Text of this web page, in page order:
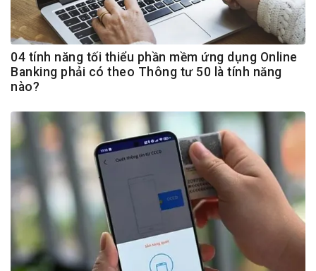
04 tính năng tối thiểu phần mềm ứng dụng Online
Banking phải có theo Thông tư 50 là tính năng
nào?